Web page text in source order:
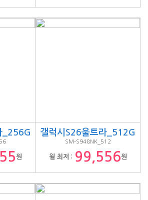
_256G
원
갤럭시S26울트라_512G
SM-S948NK_512
월 최저 : 99,556원